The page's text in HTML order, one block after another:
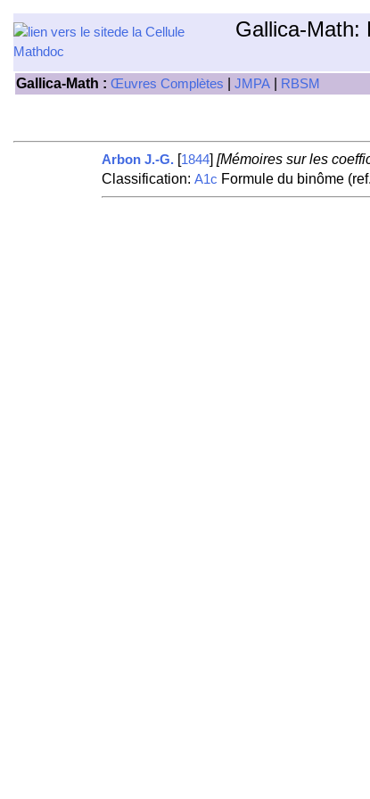
Gallica-Math:
Gallica-Math : Œuvres Complètes JMPA RBSM
Arbon J.-G. [1844] [Mémoires sur les
Classification: A1c Formule du binôme (ref.